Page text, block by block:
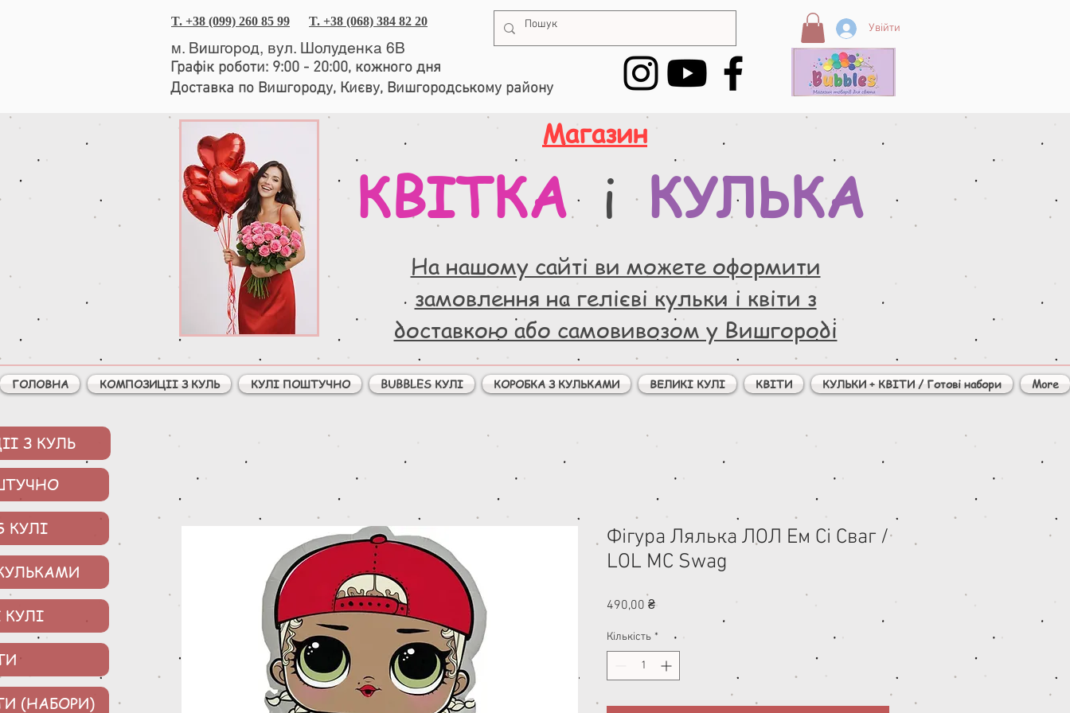
T. +38 (099) 260 85 99 T. +38 (068) 384 82 20
м. Вишгород, вул. Шолуденка 6В
Увійти
Графік роботи: 9:00 - 20:00, кожного дня
Доставка по Вишгороду, Києву, Вишгородському району
Магазин
КВІТКА і КУЛЬКА
На нашому сайті ви можете оформити
замовлення на гелієві кульки і квіти з
доставкою або самовивозом у Вишгороді
ГОЛОВНА КОМПОЗИЦІІ З КУЛЬ КУЛІ ПОШТУЧНО BUBBLES КУЛІ КОРОБКА З КУЛЬКАМИ ВЕЛИКІ КУЛІ КВІТИ КУЛЬКИ + КВІТИ / Готові набори More
Фігура Лялька ЛОЛ Ем Сі Сваг /
LOL MC Swag
490,00 ₴Ціна
Кількість *
З КУЛЬ
КУЛІ
(НАБОРИ)
КУЛІ